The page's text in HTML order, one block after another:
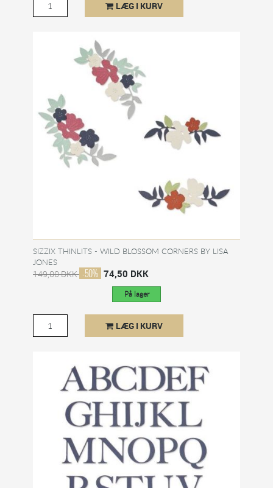
LÆG I KURV
SIZZIX THINLITS - WILD BLOSSOM CORNERS BY LISA
JONES
149,00 DKK -50% 74,50 DKK
På lager
LÆG I KURV